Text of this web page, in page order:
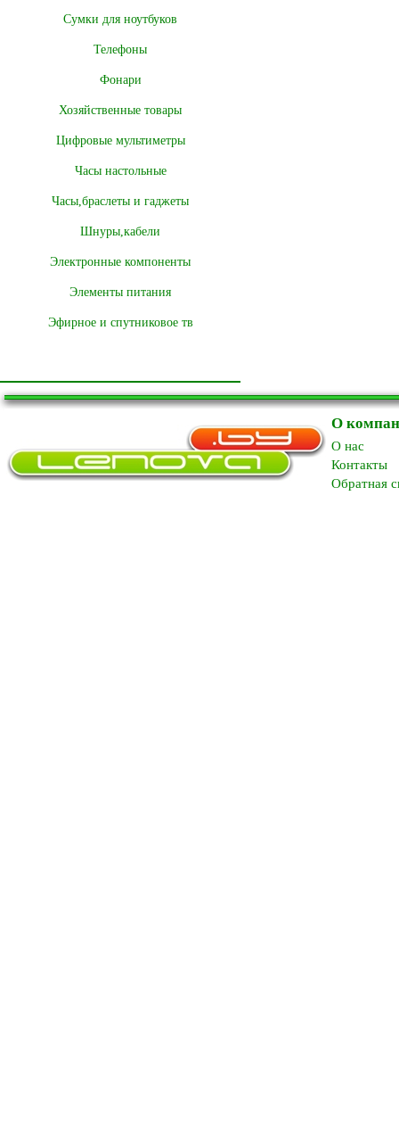
Сумки для ноутбуков
Телефоны
Фонари
Хозяйственные товары
Цифровые мультиметры
Часы настольные
Часы,браслеты и гаджеты
Шнуры,кабели
Электронные компоненты
Элементы питания
Эфирное и спутниковое тв
О
O нас
Контакты
Обратная